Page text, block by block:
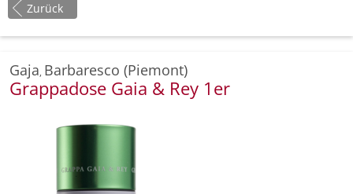
Zurück
Gaja, Barbaresco (Piemont)
Grappadose Gaia & Rey 1er